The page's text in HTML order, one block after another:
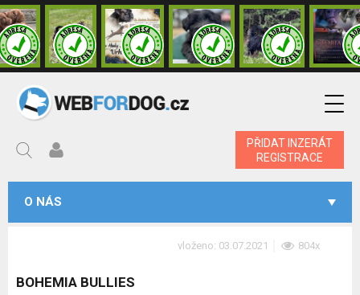
PŘIDAT INZERÁT
REGISTRACE
O NÁS
vloženo: 03.07.2021 804x
BOHEMIA BULLIES